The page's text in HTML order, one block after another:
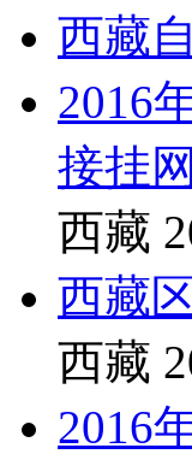
西藏
2016
接挂
西藏
西藏
西藏
2016